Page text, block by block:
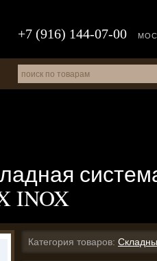
+7 (916) 144-07-00
INOX
Категория товаров: